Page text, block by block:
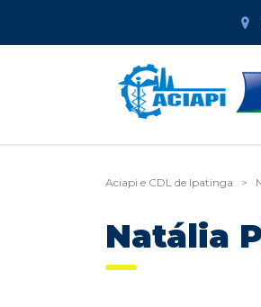
Aciapi e CDL de Ipatinga >
Natália